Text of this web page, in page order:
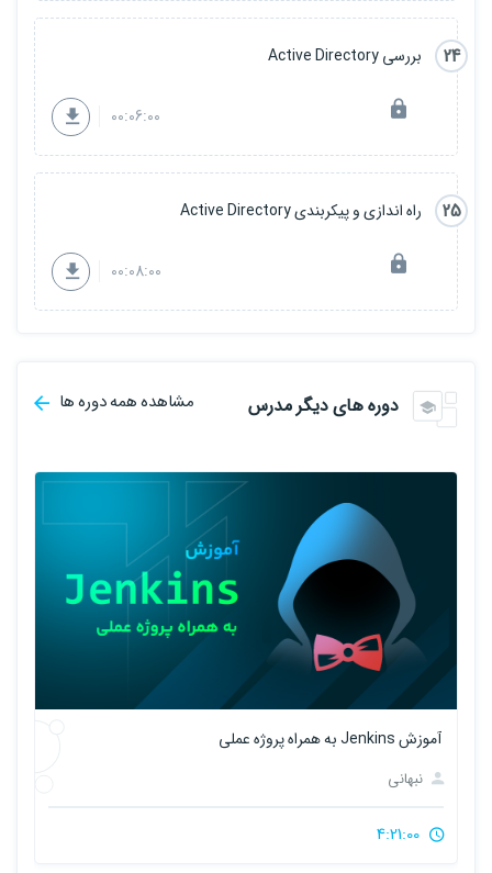
24 بررسی Active Directory
00:06:00
25 راه اندازی و پیکربندی Active Directory
00:08:00
دوره های دیگر مدرس مشاهده همه دوره ها
آموزش Jenkins به همراه پروژه عملی
نبهانی